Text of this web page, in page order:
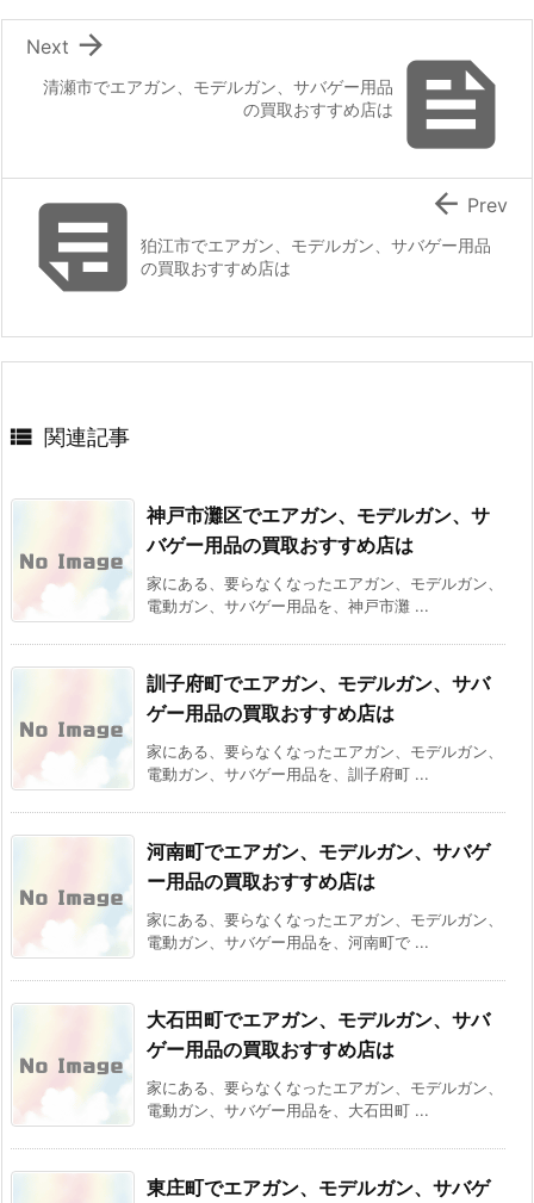

清瀬市でエアガン、モデルガン、サバゲー用品
の買取おすすめ店は

Next
狛江市でエアガン、モデルガン、サバゲー用品
の買取おすすめ店は
 Prev
 関連記事
神戸市灘区でエアガン、モデルガン、サ
バゲー用品の買取おすすめ店は
家にある、要らなくなったエアガン、モデルガン、
電動ガン、サバゲー用品を、神戸市灘 ...
訓子府町でエアガン、モデルガン、サバ
ゲー用品の買取おすすめ店は
家にある、要らなくなったエアガン、モデルガン、
電動ガン、サバゲー用品を、訓子府町 ...
河南町でエアガン、モデルガン、サバゲ
ー用品の買取おすすめ店は
家にある、要らなくなったエアガン、モデルガン、
電動ガン、サバゲー用品を、河南町で ...
大石田町でエアガン、モデルガン、サバ
ゲー用品の買取おすすめ店は
家にある、要らなくなったエアガン、モデルガン、
電動ガン、サバゲー用品を、大石田町 ...
東庄町でエアガン、モデルガン、サバゲ